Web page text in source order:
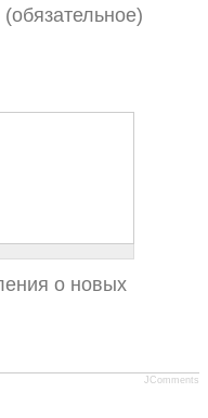
о новых
JComments